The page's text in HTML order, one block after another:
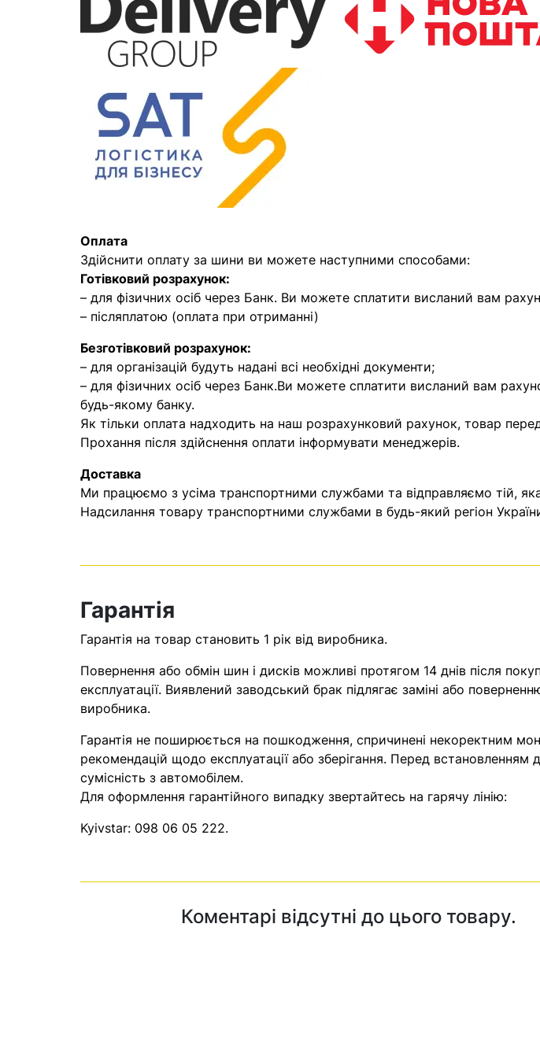
Оплата
Здійснити оплату за шини ви можете наступними способами:
Готівковий розрахунок:
– для фізичних осіб через Банк. Ви можете сплатити висланий вам
– післяплатою (оплата при отриманні)
Безготівковий розрахунок:
– для організацій будуть надані всі необхідні документи;
– для фізичних осіб через Банк.Ви можете сплатити висланий вам
будь-якому банку.
Як тільки оплата надходить на наш розрахунковий рахунок, товар
Прохання після здійснення оплати інформувати менеджерів.
Доставка
Ми працюємо з усіма транспортними службами та відправляємо тій, яка
Надсилання товару транспортними службами в будь-який регіон
Гарантія
Гарантія на товар становить 1 рік від виробника.
Повернення або обмін шин і дисків можливі протягом 14 днів після
експлуатації. Виявлений заводський брак підлягає заміні або
виробника.
Гарантія не поширюється на пошкодження, спричинені некоректним
рекомендацій щодо експлуатації або зберігання. Перед встановленням
сумісність з автомобілем.
Для оформлення гарантійного випадку звертайтесь на гарячу лінію:
Kyivstar: 098 06 05 222.
Коментарі відсутні до цього товару.